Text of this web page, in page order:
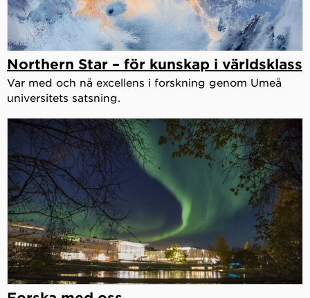
Northern Star – för kunskap i världsklass
Var med och nå excellens i forskning genom Umeå
universitets satsning.